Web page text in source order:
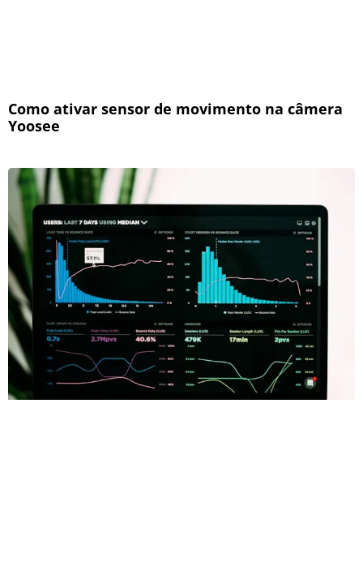
Como ativar sensor de movimento na câmera
Yoosee